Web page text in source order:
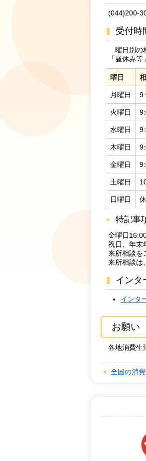
(044)200-
受付時
曜日別の
「昼休み
曜日
土曜日
日曜日 休
月曜日
火曜日
水曜日
木曜日
金曜日
特記事
金曜日
祝日、年末
来所相談を
来所相談は
インタ
インタ
お願い
各地消費生
全国の消